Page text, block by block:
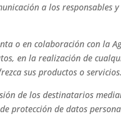
a los responsables
o en colaboración con la
en la realización de
sus productos o servicios.
de los destinatarios
protección de datos